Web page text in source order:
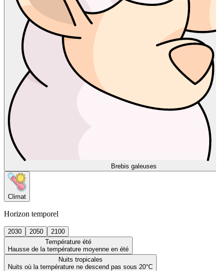
Brebis galeuses
Climat
Horizon temporel
2030 2050
2100
Température été
Hausse de la température moyenne en été
Nuits tropicales
Nuits où la température ne descend pas sous 20°C